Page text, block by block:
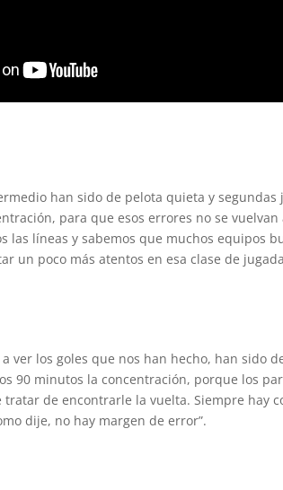
han sido de pelota quieta y segundas
para que esos errores no se
las líneas y sabemos que muchos equipos
un poco más atentos en esa clase de
ver los goles que nos han hecho, han sido
90 minutos la concentración, porque los
de encontrarle la vuelta. Siempre hay
dije, no hay margen de error”.